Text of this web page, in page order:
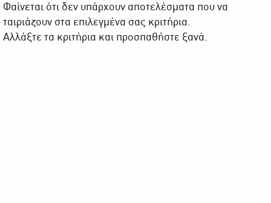
Φαίνεται ότι δεν υπάρχουν αποτελέσματα που να
ταιριάζουν στα επιλεγμένα σας κριτήρια.
Αλλάξτε τα κριτήρια και προσπαθήστε ξανά.